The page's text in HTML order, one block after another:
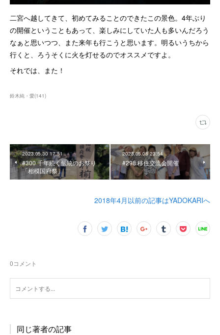
二宮へ越してきて、初めてみることのできたこの景色。4年ぶり
の開催ということもあって、楽しみにしていた人も多いんだろう
なぁと思いつつ、また来年も行こうと思います。明るいうちから
行くと、ろうそくに火を灯せるのでオススメですよ。
それでは、また！
鈴木純・愛(141)
2023.05.30 17:51
#300 千年続く伝統のお祭り
「相模国府祭」
2023.05.08 23:54
#298 移住交流会開催
2018年4月以前の記事はYADOKARIへ
0コメント
同じ著者の記事